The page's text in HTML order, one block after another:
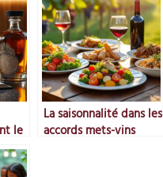
le
La saisonnalité dans les
accords mets-vins